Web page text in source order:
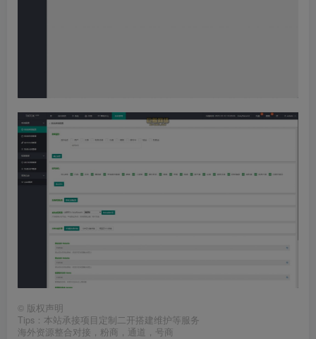
© 版权声明
Tips：本站承接项目定制二开搭建维护等服务
海外资源整合对接，粉商，通道，号商